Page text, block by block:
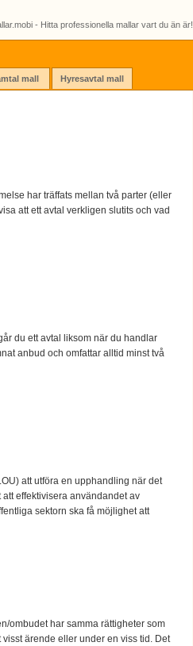
- Hitta professionella mallar vart du än är!
mall Hyresavtal mall
har träffats mellan två parter (eller
att ett avtal verkligen slutits och vad
du ett avtal liksom när du handlar
anbud och omfattar alltid minst två
att utföra en upphandling när det
att effektivisera användandet av
sektorn ska få möjlighet att
ombudet har samma rättigheter som
ärende eller under en viss tid. Det